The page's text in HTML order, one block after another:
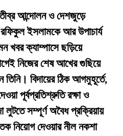
আন্দোলন ও দেশজুড়ে
ইসলামকে আর উপাচার্য
খবর ক্যাম্পাসে ছড়িয়ে
নিজের শেষ আখের গুছিয়ে
তিনি। বিদায়ের ঠিক আগমুহূর্তে,
পূর্বপ্রতিশ্রুতি রক্ষা ও
লুটতে সম্পূর্ণ অবৈধ প্রক্রিয়ায়
নিয়োগ দেওয়ার নীল নকশা